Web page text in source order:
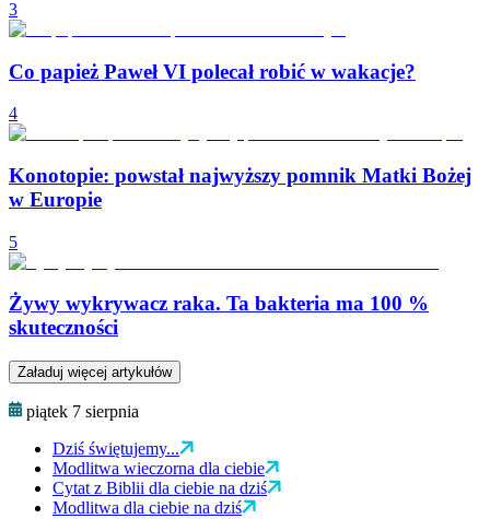
3
Co papież Paweł VI polecał robić w wakacje?
4
Konotopie: powstał najwyższy pomnik Matki Bożej
w Europie
5
Żywy wykrywacz raka. Ta bakteria ma 100 %
skuteczności
Załaduj więcej artykułów
piątek 7 sierpnia
Dziś świętujemy...
Modlitwa wieczorna dla ciebie
Cytat z Biblii dla ciebie na dziś
Modlitwa dla ciebie na dziś